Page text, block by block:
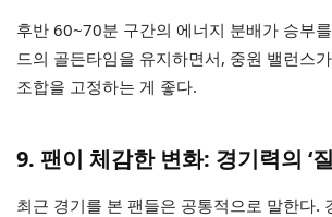
후반 60~70분 구간의 에너지 분배가 승부
드의 골든타임을 유지하면서, 중원 밸런스
조합을 고정하는 게 좋다.
9. 팬이 체감한 변화: 경기력의 ‘
최근 경기를 본 팬들은 공통적으로 말한다.